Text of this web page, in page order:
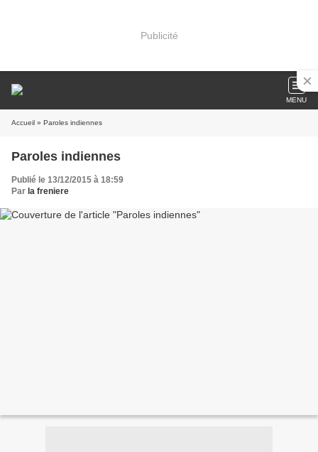
Publicité
MENU
Accueil » Paroles indiennes
Paroles indiennes
Publié le 13/12/2015 à 18:59
Par la freniere